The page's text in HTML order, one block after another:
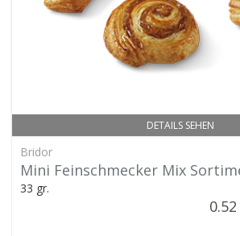
DETAILS SEHEN
Bridor
Mini Feinschmecker Mix
33 gr.